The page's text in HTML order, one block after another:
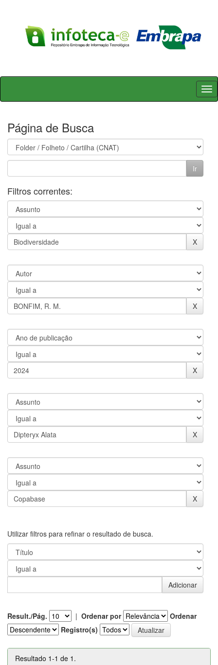
Skip
Página de Busca
Filtros correntes:
Utilizar filtros para refinar o resultado de busca.
Result./Pág. | Ordenar por
Ordenar
Registro(s)
Resultado 1-1 de 1.